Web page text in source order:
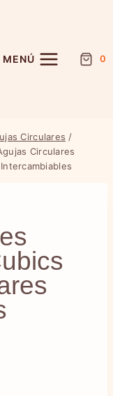
MENÚ 0
Circulares /
Circulares